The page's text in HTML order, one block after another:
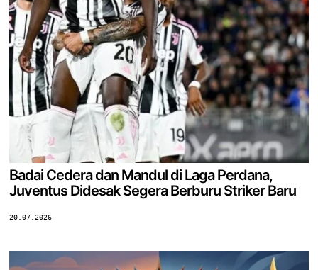
Badai Cedera dan Mandul di Laga Perdana,
Juventus Didesak Segera Berburu Striker Baru
20.07.2026